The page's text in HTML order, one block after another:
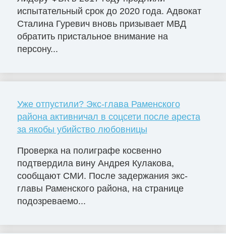
испытательный срок до 2020 года. Адвокат
Сталина Гуревич вновь призывает МВД
обратить пристальное внимание на
персону...
Уже отпустили? Экс-глава Раменского
района активничал в соцсети после ареста
за якобы убийство любовницы
Проверка на полиграфе косвенно
подтвердила вину Андрея Кулакова,
сообщают СМИ. После задержания экс-
главы Раменского района, на странице
подозреваемо...